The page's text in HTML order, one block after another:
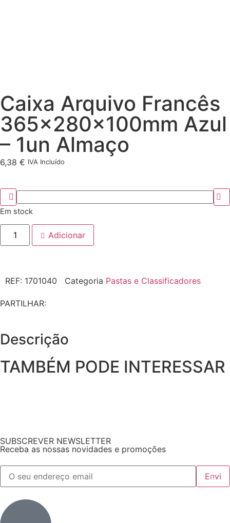
Caixa Arquivo Francês
365x280x100mm Azul
– 1un Almaço
6,38 € IVA Incluído
Em stock
Adicionar
REF: 1701040 Categoria Pastas e Classificadores
PARTILHAR:
Descrição
TAMBÉM PODE INTERESSAR
SUBSCREVER NEWSLETTER
Receba as nossas novidades e promoções